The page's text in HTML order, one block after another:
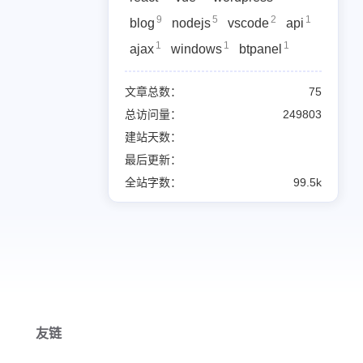
blog 9 nodejs5 vscode2 api 1
ajax 1 windows 1 btpanel 1
文章总数：
75
总访问量：
249803
建站天数：
最后更新：
全站字数：
99.5k
友链